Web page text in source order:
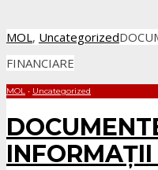
MOL, Uncategorized
FINANCIARE
MOL • Uncategorized